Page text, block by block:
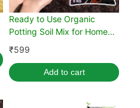
Ready to Use Organic
Potting Soil Mix for Home
Gardening 10 kg
₹599
Add to cart